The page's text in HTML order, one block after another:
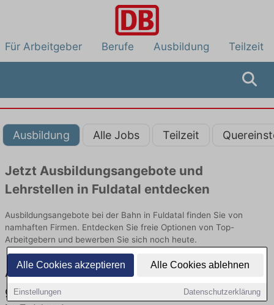
Alle Cookies akzeptieren Alle Cookies ablehnen
Einstellungen Datenschutzerklärung
Für Arbeitgeber Berufe Ausbildung Teilzeit
Ausbildung Alle Jobs Teilzeit
Jetzt Ausbildungsangebote und
Lehrstellen in Fuldatal entdecken
Ausbildungsangebote bei der Bahn in Fuldatal finden Sie von
namhaften Firmen. Entdecken Sie freie Optionen von Top-
Arbeitgebern und bewerben Sie sich noch heute.
Ausbildung in Fuldatal bei der Bahn: Aktuell
gibt es keine Stellenangebote für Ausbildung